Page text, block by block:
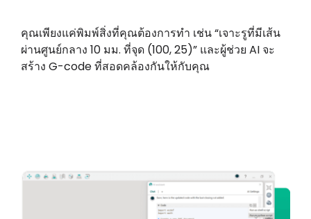
คุณเพียงแค่พิมพ์สิ่งที่คุณต้องการทำ เช่น “เจาะรูที่มีเส้น
ผ่านศูนย์กลาง 10 มม. ที่จุด (100, 25)” และผู้ช่วย AI จะ
สร้าง G-code ที่สอดคล้องกันให้กับคุณ